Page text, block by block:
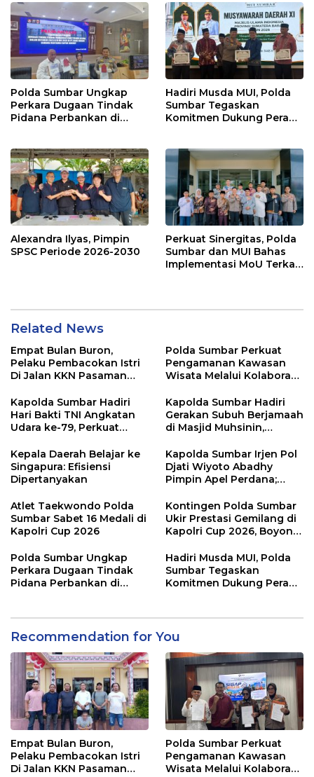
Polda Sumbar Ungkap
Perkara Dugaan Tindak
Pidana Perbankan di
3 Orang Ditetapkan
Tersangka
Hadiri Musda MUI, Polda
Sumbar Tegaskan
Komitmen Dukung Peran
Alexandra Ilyas, Pimpin
SPSC Periode 2026-2030
Perkuat Sinergitas, Polda
Sumbar dan MUI Bahas
Implementasi MoU Terkait
Related News
Empat Bulan Buron,
Pelaku Pembacokan Istri
Di Jalan KKN Pasaman
Personel Sat Reskrim Res
Pasbar Di Provinsi
Sumatera Utara
Polda Sumbar Perkuat
Pengamanan Kawasan
Wisata Melalui Kolaborasi
Kapolda Sumbar Hadiri
Hari Bakti TNI Angkatan
Udara ke-79, Perkuat
Kapolda Sumbar Hadiri
Gerakan Subuh Berjamaah
di Masjid Muhsinin,
“Ngopi Subuh”
Kepala Daerah Belajar ke
Singapura: Efisiensi
Dipertanyakan
Kapolda Sumbar Irjen Pol
Djati Wiyoto Abadhy
Pimpin Apel Perdana;
dengan Humanis
Atlet Taekwondo Polda
Sumbar Sabet 16 Medali di
Kapolri Cup 2026
Kontingen Polda Sumbar
Ukir Prestasi Gemilang di
Kapolri Cup 2026, Boyong
Polda Sumbar Ungkap
Perkara Dugaan Tindak
Pidana Perbankan di
3 Orang Ditetapkan
Tersangka
Hadiri Musda MUI, Polda
Sumbar Tegaskan
Komitmen Dukung Peran
Recommendation for You
Empat Bulan Buron,
Pelaku Pembacokan Istri
Di Jalan KKN Pasaman
Polda Sumbar Perkuat
Pengamanan Kawasan
Wisata Melalui Kolaborasi